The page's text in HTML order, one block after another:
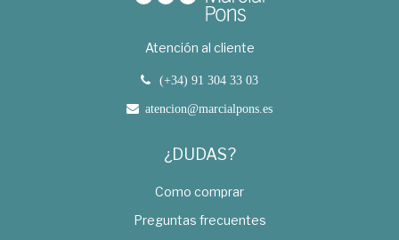
Atención al cliente
(+34) 91 304 33 03
atencion@marcialpons.es
¿DUDAS?
Como comprar
Preguntas frecuentes